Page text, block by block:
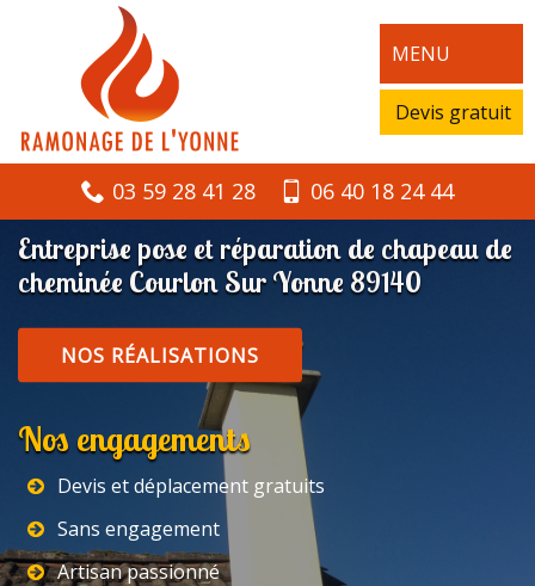
MENU
Devis gratuit
03 59 28 41 28 06 40 18 24 44
Entreprise pose et réparation de chapeau de
cheminée Courlon Sur Yonne 89140
NOS RÉALISATIONS
Nos engagements
Devis et déplacement gratuits
Sans engagement
Artisan passionné